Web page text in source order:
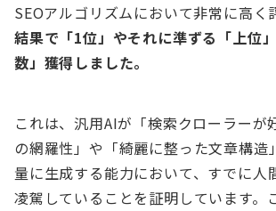
SEOアルゴリズムにおいて非常に高く
結果で「1位」やそれに準ずる「上位
数」獲得しました。
これは、汎用AIが「検索クローラーが
の網羅性」や「綺麗に整った文章構造
量に生成する能力において、すでに人
凌駕していることを証明しています。